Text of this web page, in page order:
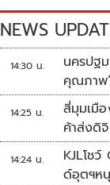
NEWS
14:30 น.
นครปฐ
คุณภาพ
ตั้งเป้า
14:25 น.
สี่มุมเมื
ค้าส่งดิ
ล้านบาท
14:24 น.
KJLโช
ด์อุตฯห